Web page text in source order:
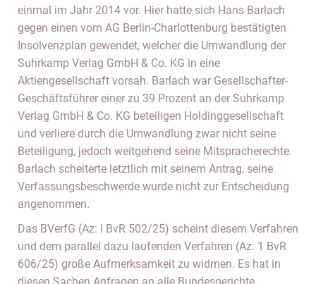
einmal im Jahr 2014 vor. Hier hatte sich Hans Barlach
gegen einen vom AG Berlin-Charlottenburg bestätigten
Insolvenzplan gewendet, welcher die Umwandlung der
Suhrkamp Verlag GmbH & Co. KG in eine
Aktiengesellschaft vorsah. Barlach war Gesellschafter-
Geschäftsführer einer zu 39 Prozent an der Suhrkamp
Verlag GmbH & Co. KG beteiligen Holdinggesellschaft
und verliere durch die Umwandlung zwar nicht seine
Beteiligung, jedoch weitgehend seine Mitspracherechte.
Barlach scheiterte letztlich mit seinem Antrag, seine
Verfassungsbeschwerde wurde nicht zur Entscheidung
angenommen.
Das BVerfG (Az: I BvR 502/25) scheint diesem Verfahren
und dem parallel dazu laufenden Verfahren (Az: 1 BvR
606/25) große Aufmerksamkeit zu widmen. Es hat in